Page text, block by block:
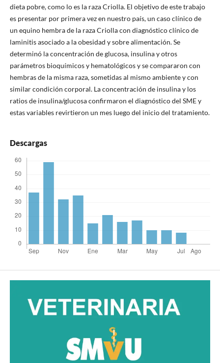
dieta pobre, como lo es la raza Criolla. El objetivo de este trabajo
es presentar por primera vez en nuestro país, un caso clínico de
un equino hembra de la raza Criolla con diagnóstico clínico de
laminitis asociado a la obesidad y sobre alimentación. Se
determinó la concentración de glucosa, insulina y otros
parámetros bioquímicos y hematológicos y se compararon con
hembras de la misma raza, sometidas al mismo ambiente y con
similar condición corporal. La concentración de insulina y los
ratios de insulina/glucosa confirmaron el diagnóstico del SME y
estas variables revirtieron un mes luego del inicio del tratamiento.
Descargas